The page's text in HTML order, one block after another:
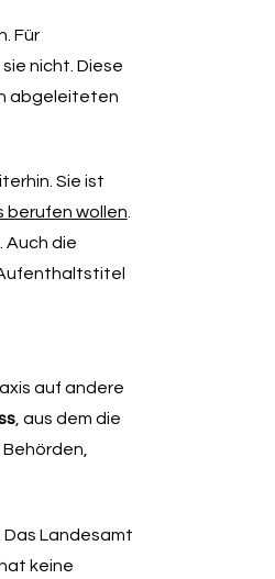
Für
nicht. Diese
abgeleiteten
Sie ist
berufen wollen
. Auch die
auf andere
, aus dem die
Das Landesamt
keine